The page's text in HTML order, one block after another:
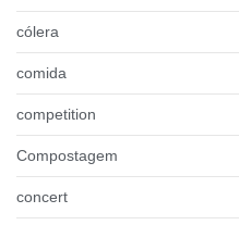
cólera
comida
competition
Compostagem
concert